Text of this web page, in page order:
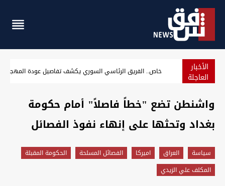
الأخبار
العاجلة تأكيدا لشفق نيوز.. "المقاومة العراقية" تعلن تأجيل ردها على
واشنطن تضع "خطاً فاصلاً" أمام حكومة
بغداد وتحثها على إنهاء نفوذ الفصائل
سیاسة العراق اميركا الفصائل المسلحة
الحكومة المقبلة
المكلف علي الزيدي